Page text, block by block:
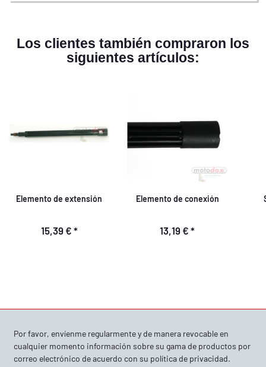
Los clientes también compraron los
siguientes artículos:
Elemento de extensión
15,39 € *
Elemento de conexión
13,19 € *
Por favor, envíenme regularmente y de manera revocable en
cualquier momento información sobre su gama de productos por
correo electrónico de acuerdo con su política de privacidad.